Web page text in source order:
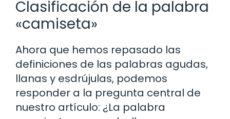
Clasificación de la palabra
«camiseta»
Ahora que hemos repasado las
definiciones de las palabras agudas,
llanas y esdrújulas, podemos
responder a la pregunta central de
nuestro artículo: ¿La palabra